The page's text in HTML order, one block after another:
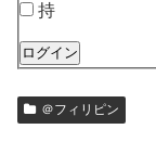
持
ログイン
＠フィリピン